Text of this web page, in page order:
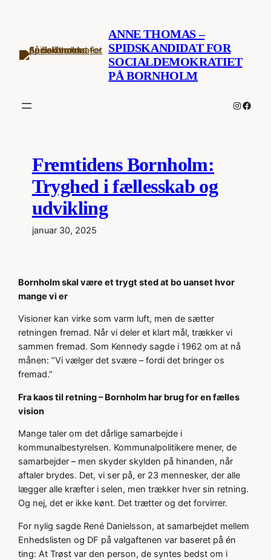
ANNE THOMAS –
SPIDSKANDIDAT FOR
SOCIALDEMOKRATIET
PÅ BORNHOLM
Fremtidens Bornholm:
Tryghed i fællesskab og
udvikling
januar 30, 2025
Bornholm skal være et trygt sted at bo uanset hvor
mange vi er
Visioner kan virke som varm luft, men de sætter
retningen fremad. Når vi deler et klart mål, trækker vi
sammen fremad. Som Kennedy sagde i 1962 om at nå
månen: ”Vi vælger det svære – fordi det bringer os
fremad.”
Fra kaos til retning – Bornholm har brug for en fælles
vision
Mange taler om det dårlige samarbejde i
kommunalbestyrelsen. Kommunalpolitikere mener, de
samarbejder – men skyder skylden på hinanden, når
aftaler brydes. Det, vi ser på, er 23 mennesker, der alle
lægger alle kræfter i selen, men trækker hver sin retning.
Og nej, det er ikke kønt. Det trætter og det forvirrer.
For nylig sagde René Danielsson, at samarbejdet mellem
Enhedslisten og DF på valgaftenen var baseret på én
ting: At Trøst var den person, de syntes bedst om i